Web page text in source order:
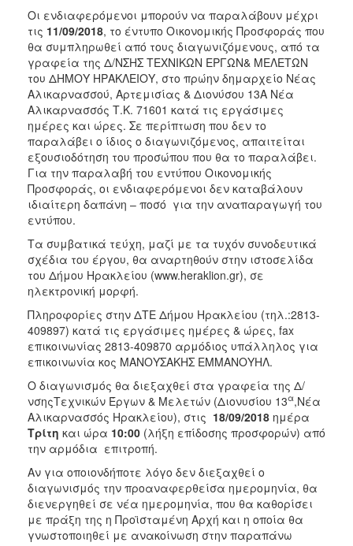
Οι ενδιαφερόμενοι μπορούν να παραλάβουν μέχρι
τις 11/09/2018, το έντυπο Οικονομικής Προσφοράς που
θα συμπληρωθεί από τους διαγωνιζόμενους, από τα
γραφεία της Δ/ΝΣΗΣ ΤΕΧΝΙΚΩΝ ΕΡΓΩΝ& ΜΕΛΕΤΩΝ
του ΔΗΜΟΥ ΗΡΑΚΛΕΙΟΥ, στο πρώην δημαρχείο Νέας
Αλικαρνασσού, Αρτεμισίας & Διονύσου 13Α Νέα
Αλικαρνασσός Τ.Κ. 71601 κατά τις εργάσιμες
ημέρες και ώρες. Σε περίπτωση που δεν το
παραλάβει ο ίδιος ο διαγωνιζόμενος, απαιτείται
εξουσιοδότηση του προσώπου που θα το παραλάβει.
Για την παραλαβή του εντύπου Οικονομικής
Προσφοράς, οι ενδιαφερόμενοι δεν καταβάλουν
ιδιαίτερη δαπάνη – ποσό για την αναπαραγωγή του
εντύπου.
Τα συμβατικά τεύχη, μαζί με τα τυχόν συνοδευτικά
σχέδια του έργου, θα αναρτηθούν στην ιστοσελίδα
του Δήμου Ηρακλείου (www.heraklion.gr), σε
ηλεκτρονική μορφή.
Πληροφορίες στην ΔΤΕ Δήμου Ηρακλείου (τηλ.:2813-
409897) κατά τις εργάσιμες ημέρες & ώρες, fax
επικοινωνίας 2813-409870 αρμόδιος υπάλληλος για
επικοινωνία κος ΜΑΝΟΥΣΑΚΗΣ ΕΜΜΑΝΟΥΗΛ.
Ο διαγωνισμός θα διεξαχθεί στα γραφεία της Δ/
νσηςΤεχνικών Έργων & Μελετών (Διονυσίου 13α,Νέα
Αλικαρνασσός Ηρακλείου), στις 18/09/2018 ημέρα
Τρίτη και ώρα 10:00 (λήξη επίδοσης προσφορών) από
την αρμόδια επιτροπή.
Αν για οποιονδήποτε λόγο δεν διεξαχθεί ο
διαγωνισμός την προαναφερθείσα ημερομηνία, θα
διενεργηθεί σε νέα ημερομηνία, που θα καθορίσει
με πράξη της η Προϊσταμένη Αρχή και η οποία θα
γνωστοποιηθεί με ανακοίνωση στην παραπάνω